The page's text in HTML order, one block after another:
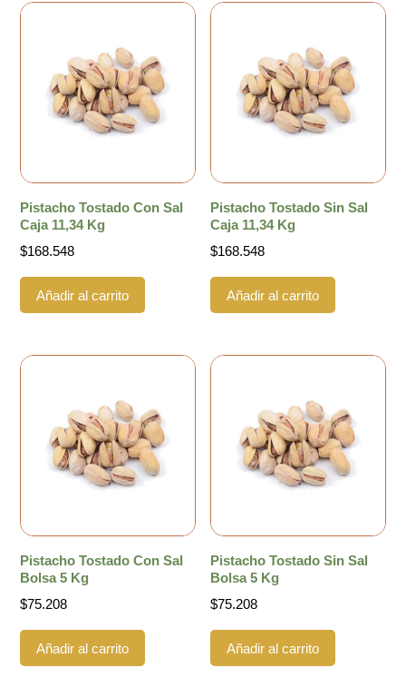
Pistacho Tostado Con Sal
Caja 11,34 Kg
$168.548
Añadir al carrito
Pistacho Tostado Sin Sal
Caja 11,34 Kg
$168.548
Añadir al carrito
Pistacho Tostado Con Sal
Bolsa 5 Kg
$75.208
Añadir al carrito
Pistacho Tostado Sin Sal
Bolsa 5 Kg
$75.208
Añadir al carrito